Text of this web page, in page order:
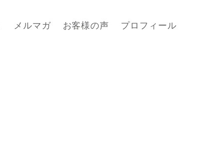
メルマガ お客様の声 プロフィール